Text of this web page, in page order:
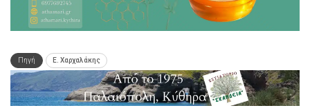
Πηγή Ε. Χαρχαλάκης